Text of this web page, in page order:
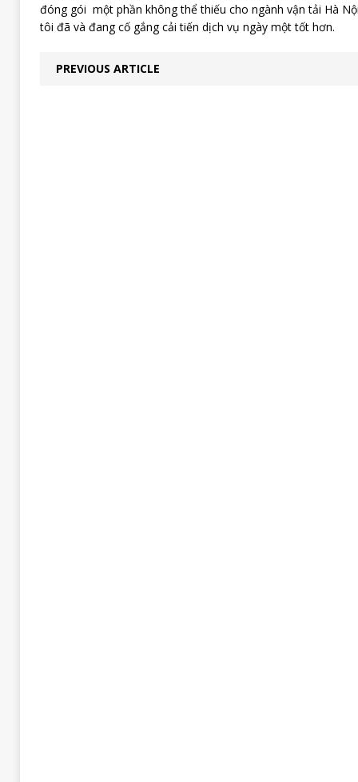
đóng gói một phần không thể thiếu cho ngành vận tải Hà
tôi đã và đang cố gắng cải tiến dịch vụ ngày một tốt hơn.
PREVIOUS ARTICLE